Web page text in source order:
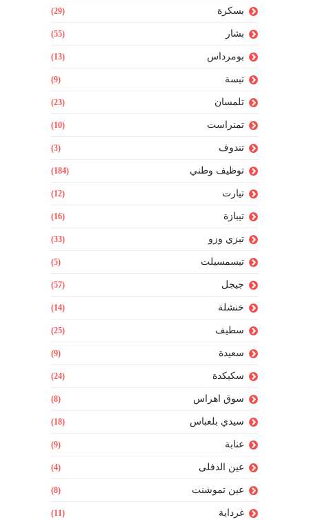
بسكرة (29)
بشار (55)
بومرداس (13)
تبسة (9)
تلمسان (23)
تمنراست (10)
تندوف (3)
توظيف وطني (184)
تيارت (12)
تيبازة (16)
تيزي وزو (33)
تيسمسيلت (5)
جيجل (57)
خنشلة (14)
سطيف (25)
سعيدة (9)
سكيكدة (24)
سوق اهراس (8)
سيدي بلعباس (18)
عنابة (9)
عين الدفلى (4)
عين تموشنت (8)
غرداية (11)